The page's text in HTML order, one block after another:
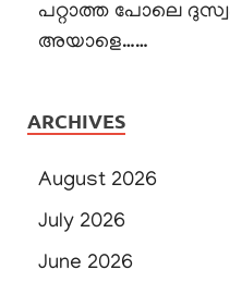
പറ്റാത്ത പോലെ
അയാളെ……
ARCHIVES
August 2026
July 2026
June 2026